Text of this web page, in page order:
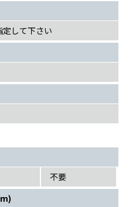
して下さい
不要